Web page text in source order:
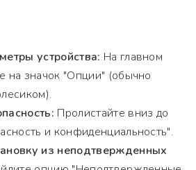
устройства: На главном
на значок "Опции" (обычно
Пролистайте вниз до
и конфиденциальность".
из неподтвержденных